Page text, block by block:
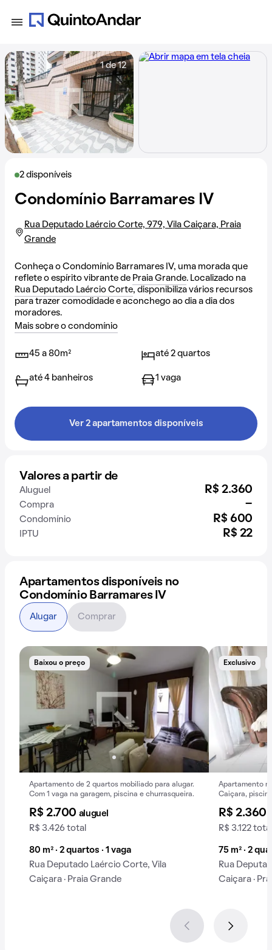
2 disponíveis
Condomínio Barramares IV
Rua Deputado Laércio Corte, 979, Vila Caiçara, Praia
Grande
Conheça o Condomínio Barramares IV, uma morada que
reflete o espírito vibrante de Praia Grande. Localizado na
Rua Deputado Laércio Corte, disponibiliza vários recursos
para trazer comodidade e aconchego ao dia a dia dos
moradores.
Mais sobre o condomínio
45 a 80m² até 2 quartos
até 4 banheiros 1 vaga
Ver 2 apartamentos disponíveis
Valores a partir de
Aluguel R$ 2.360
Compra -
Condomínio R$ 600
IPTU R$ 22
1 de 12
Apartamentos disponíveis no
Condomínio Barramares IV
Baixou o preço
Apartamento de 2 quartos mobiliado para alugar.
Com 1 vaga na garagem, piscina e churrasqueira.
R$ 2.700 aluguel
R$ 3.426 total
80 m² · 2 quartos · 1 vaga
Rua Deputado Laércio Corte, Vila
Caiçara · Praia Grande
Exclusivo
Apartamento
Caiçara,
R$ 2.360
R$ 3.122 total
75 m² · 2
Rua
Caiçara ·
Alugar Comprar